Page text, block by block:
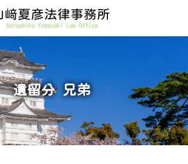
遺留分 兄弟